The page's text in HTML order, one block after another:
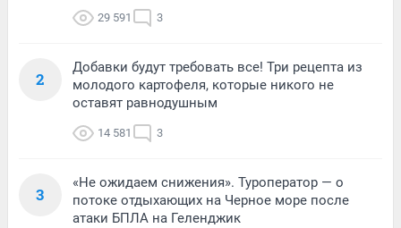
29 591 3
2
Добавки будут требовать все! Три рецепта из
молодого картофеля, которые никого не
оставят равнодушным
14 581 3
3
«Не ожидаем снижения». Туроператор — о
потоке отдыхающих на Черное море после
атаки БПЛА на Геленджик